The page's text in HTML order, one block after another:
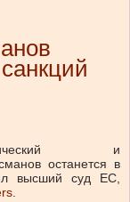
и
останется в
высший суд ЕС,
.